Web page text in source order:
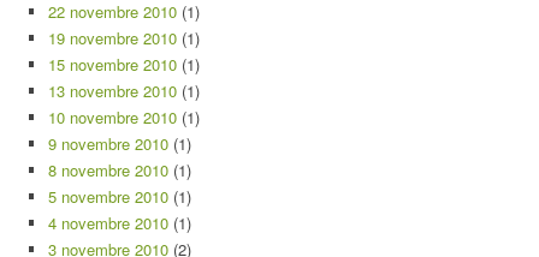
22 novembre 2010 (1)
19 novembre 2010 (1)
15 novembre 2010 (1)
13 novembre 2010 (1)
10 novembre 2010 (1)
9 novembre 2010 (1)
8 novembre 2010 (1)
5 novembre 2010 (1)
4 novembre 2010 (1)
3 novembre 2010 (2)